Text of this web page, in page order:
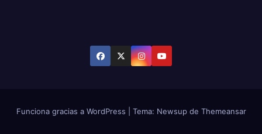
Funciona gracias a WordPress Tema: Newsup de Themeansar